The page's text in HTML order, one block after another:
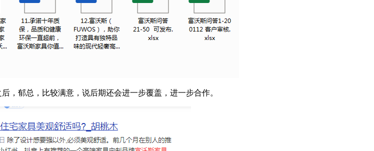
，郁总，比较满意，说后期还会进一步覆盖，进一步合作。